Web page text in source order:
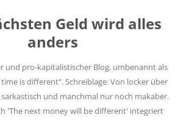
Geld wird alles
anders
und pro-kapitalistischer Blog, umbenannt als
is different". Schreiblage: Von locker über
und manchmal nur noch makaber.
'The next money will be different' integriert